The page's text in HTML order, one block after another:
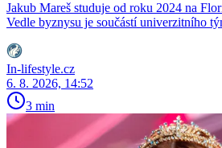
Jakub Mareš studuje od roku 2024 na
Vedle byznysu je součástí univerzitního
In-lifestyle.cz
6. 8. 2026, 14:52
3 min